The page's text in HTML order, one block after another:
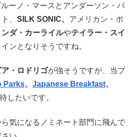
ルーノ・マースとアンダーソン・パ
、 SILK SONIC、 アメリカン・ポ
ダ・カーライルやテイラー・スイ
ンとなりそうですね。
ア・ロドリゴが強そうですが、当ブ
Parks、 Japanese Breakfast、
したいです。
気になるノミネート部門に飛んで